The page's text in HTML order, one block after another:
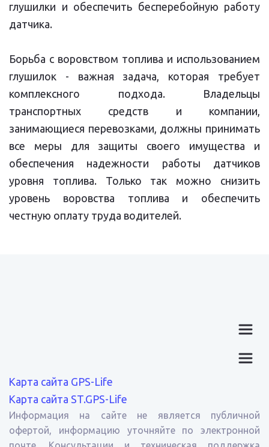
глушилки и обеспечить бесперебойную работу
датчика.
Борьба с воровством топлива и использованием
глушилок - важная задача, которая требует
комплексного подхода. Владельцы
транспортных средств и компании,
занимающиеся перевозками, должны принимать
все меры для защиты своего имущества и
обеспечения надежности работы датчиков
уровня топлива. Только так можно снизить
уровень воровства топлива и обеспечить
честную оплату труда водителей.
Карта сайта GPS-Life
Карта сайта ST.GPS-Life
Информация на сайте не является публичной
офертой, информацию уточняйте по электронной